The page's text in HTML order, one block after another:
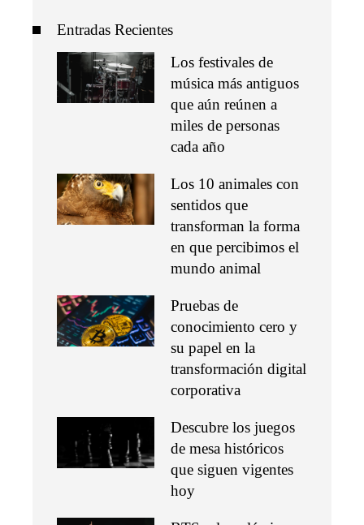
Entradas Recientes
Los festivales de
música más antiguos
que aún reúnen a
miles de personas
cada año
Los 10 animales con
sentidos que
transforman la forma
en que percibimos el
mundo animal
Pruebas de
conocimiento cero y
su papel en la
transformación digital
corporativa
Descubre los juegos
de mesa históricos
que siguen vigentes
hoy